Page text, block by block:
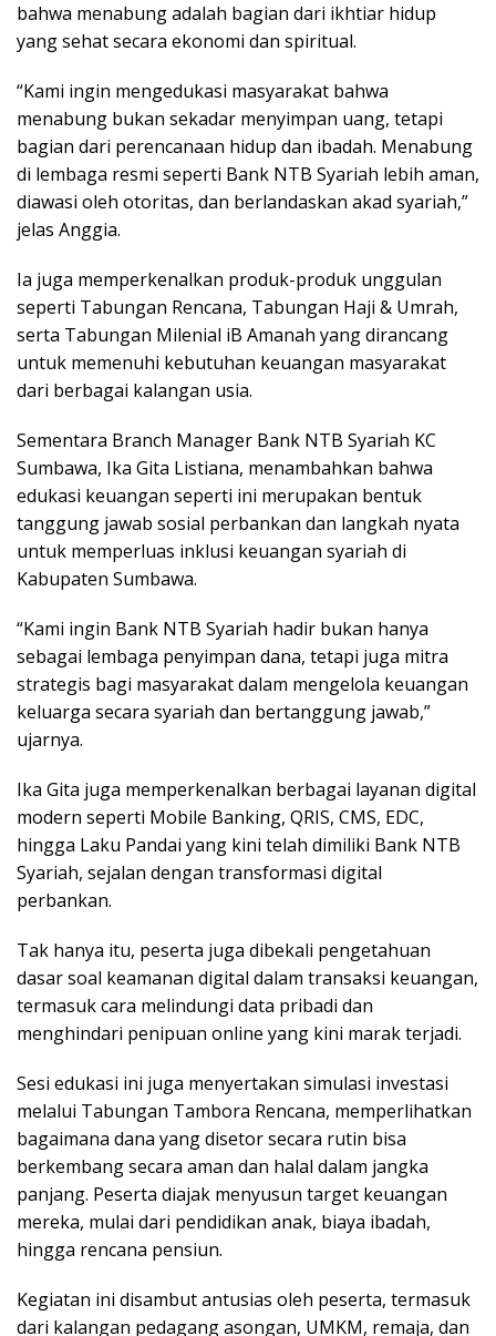
bahwa menabung adalah bagian dari ikhtiar hidup
yang sehat secara ekonomi dan spiritual.
“Kami ingin mengedukasi masyarakat bahwa
menabung bukan sekadar menyimpan uang, tetapi
bagian dari perencanaan hidup dan ibadah. Menabung
di lembaga resmi seperti Bank NTB Syariah lebih aman,
diawasi oleh otoritas, dan berlandaskan akad syariah,”
jelas Anggia.
Ia juga memperkenalkan produk-produk unggulan
seperti Tabungan Rencana, Tabungan Haji & Umrah,
serta Tabungan Milenial iB Amanah yang dirancang
untuk memenuhi kebutuhan keuangan masyarakat
dari berbagai kalangan usia.
Sementara Branch Manager Bank NTB Syariah KC
Sumbawa, Ika Gita Listiana, menambahkan bahwa
edukasi keuangan seperti ini merupakan bentuk
tanggung jawab sosial perbankan dan langkah nyata
untuk memperluas inklusi keuangan syariah di
Kabupaten Sumbawa.
“Kami ingin Bank NTB Syariah hadir bukan hanya
sebagai lembaga penyimpan dana, tetapi juga mitra
strategis bagi masyarakat dalam mengelola keuangan
keluarga secara syariah dan bertanggung jawab,”
ujarnya.
Ika Gita juga memperkenalkan berbagai layanan digital
modern seperti Mobile Banking, QRIS, CMS, EDC,
hingga Laku Pandai yang kini telah dimiliki Bank NTB
Syariah, sejalan dengan transformasi digital
perbankan.
Tak hanya itu, peserta juga dibekali pengetahuan
dasar soal keamanan digital dalam transaksi keuangan,
termasuk cara melindungi data pribadi dan
menghindari penipuan online yang kini marak terjadi.
Sesi edukasi ini juga menyertakan simulasi investasi
melalui Tabungan Tambora Rencana, memperlihatkan
bagaimana dana yang disetor secara rutin bisa
berkembang secara aman dan halal dalam jangka
panjang. Peserta diajak menyusun target keuangan
mereka, mulai dari pendidikan anak, biaya ibadah,
hingga rencana pensiun.
Kegiatan ini disambut antusias oleh peserta, termasuk
dari kalangan pedagang asongan, UMKM, remaja, dan